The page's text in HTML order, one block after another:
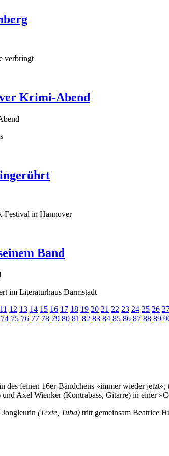
verbringt
Krimi-Abend
in Hannover
Band
im Literaturhaus Darmstadt
11 12 13 14 15 16 17 18 19 20 21 22 23 24 25 26
74 75 76 77 78 79 80 81 82 83 84 85 86 87 88 89
des feinen 16er-Bändchens »immer wieder
Axel Wienker (Kontrabass, Gitarre) in einer
(Texte, Tuba) tritt gemeinsam Beatrice